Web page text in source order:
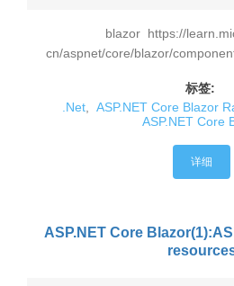
blazor https://
cn/aspnet/core/blazor/
标签:
.Net
ASP.NET Core Blazor
ASP.NET Core
详细
ASP.NET Core